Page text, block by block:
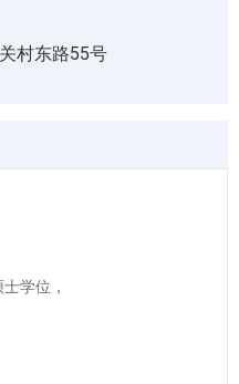
村东路55号
学位，